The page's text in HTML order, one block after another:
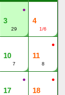
●
3
29
4
1/6
10
7
●
11
8
●
17
●
18